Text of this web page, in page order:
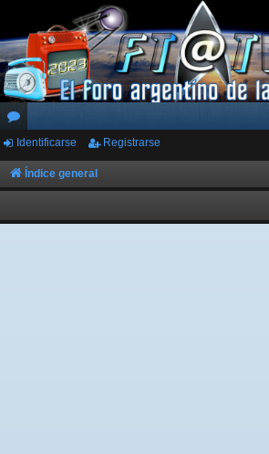
or
os
Identificarse Registrarse
Índice general